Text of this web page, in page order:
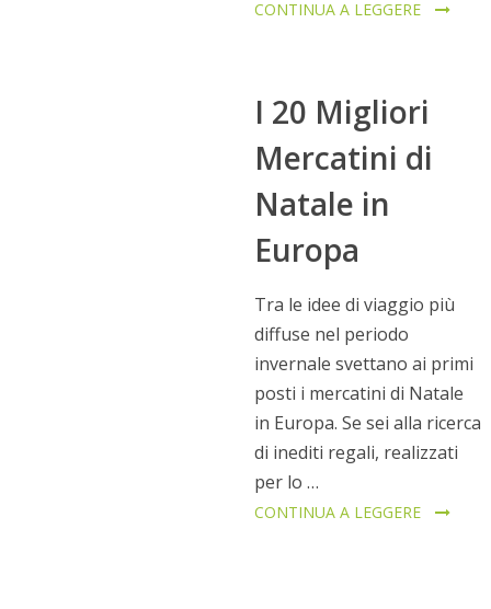
CONTINUA A LEGGERE
I 20 Migliori
Mercatini di
Natale in
Europa
Tra le idee di viaggio più
diffuse nel periodo
invernale svettano ai primi
posti i mercatini di Natale
in Europa. Se sei alla ricerca
di inediti regali, realizzati
per lo …
CONTINUA A LEGGERE